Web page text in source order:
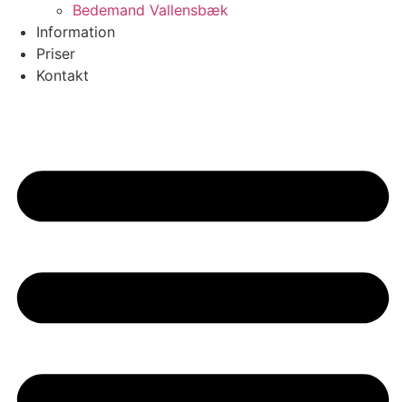
Bedemand Vallensbæk
Information
Priser
Kontakt